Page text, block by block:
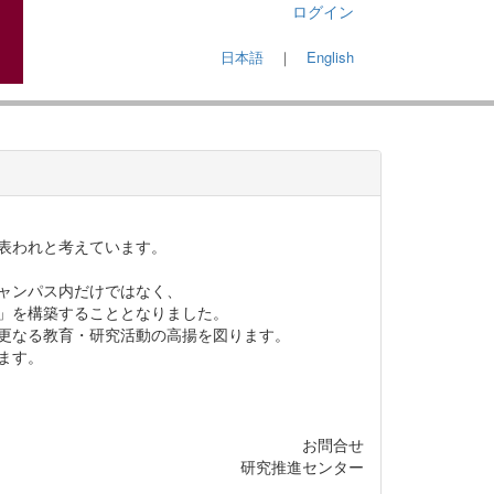
ログイン
日本語 ｜ English
れと考えています。
パス内だけではなく、
構築することとなりました。
る教育・研究活動の高揚を図ります。
。
お問合せ
研究推進センター